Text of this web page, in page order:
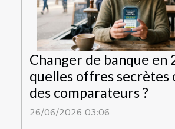
Changer de banque en
quelles offres secrètes
des comparateurs ?
26/06/2026 03:06